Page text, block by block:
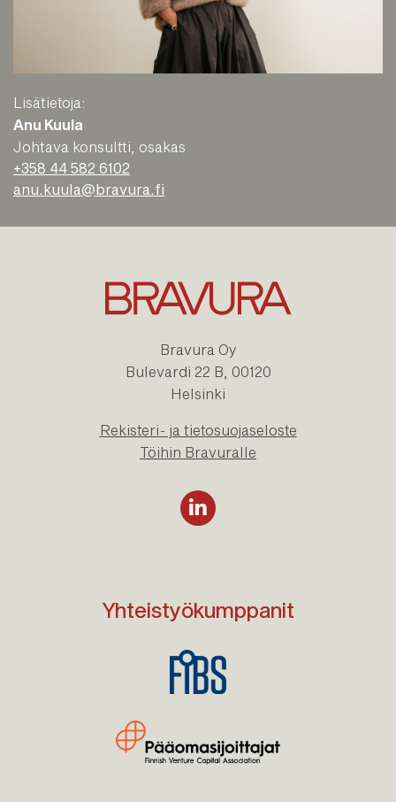
Lisätietoja:
Anu Kuula
Johtava konsultti, osakas
+358 44 582 6102
anu.kuula@bravura.fi
Bravura Oy
Bulevardi 22 B, 00120
Helsinki
Rekisteri- ja tietosuojaseloste
Töihin Bravuralle
Yhteistyökumppanit